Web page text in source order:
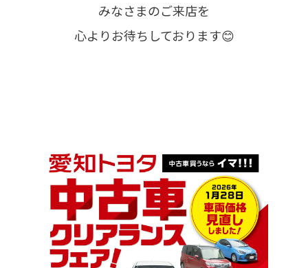
みなさまのご来店を
心よりお待ちしております😊